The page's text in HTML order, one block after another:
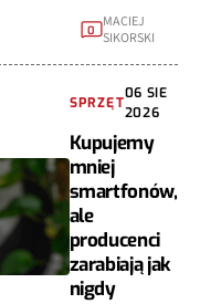
0 MACIEJ
SIKORSKI
SPRZĘT
06 SIE
2026
Kupujemy
mniej
smartfonów,
ale
producenci
zarabiają jak
nigdy